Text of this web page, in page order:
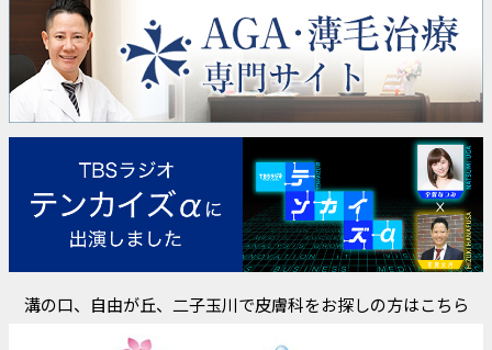
溝の口、自由が丘、二子玉川で皮膚科をお探しの方はこちら